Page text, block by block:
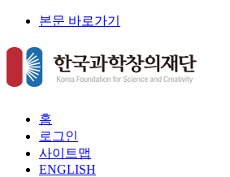
본문 바로가기
홈
로그인
사이트맵
ENGLISH